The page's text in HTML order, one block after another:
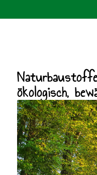
ökologisch,